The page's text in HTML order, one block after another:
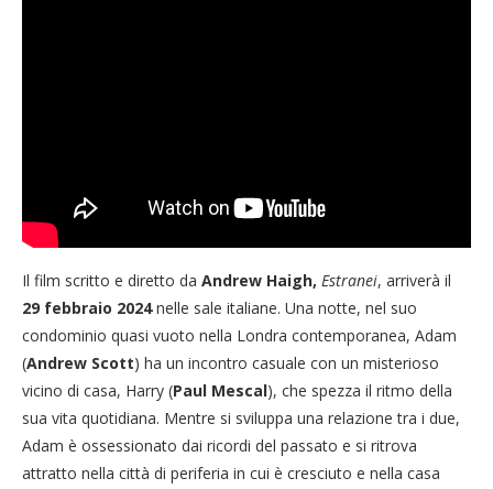
Il film scritto e diretto da Andrew Haigh, Estranei, arriverà il
29 febbraio 2024nelle sale italiane. Una notte, nel suo
condominio quasi vuoto nella Londra contemporanea, Adam
(Andrew Scott) ha un incontro casuale con un misterioso
vicino di casa, Harry (Paul Mescal), che spezza il ritmo della
sua vita quotidiana. Mentre si sviluppa una relazione tra i due,
Adam è ossessionato dai ricordi del passato e si ritrova
attratto nella città di periferia in cui è cresciuto e nella casa